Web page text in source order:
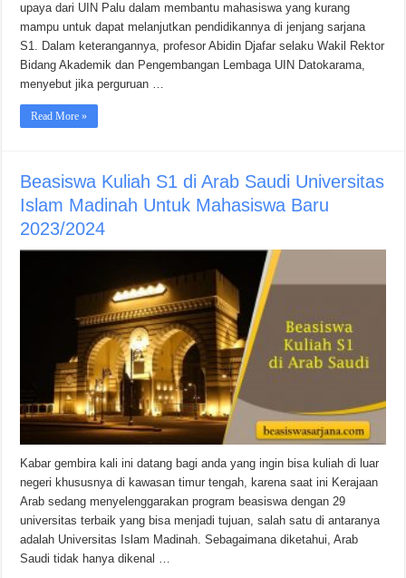
upaya dari UIN Palu dalam membantu mahasiswa yang kurang
mampu untuk dapat melanjutkan pendidikannya di jenjang sarjana
S1. Dalam keterangannya, profesor Abidin Djafar selaku Wakil Rektor
Bidang Akademik dan Pengembangan Lembaga UIN Datokarama,
menyebut jika perguruan …
Read More »
Beasiswa Kuliah S1 di Arab Saudi Universitas
Islam Madinah Untuk Mahasiswa Baru
2023/2024
Kabar gembira kali ini datang bagi anda yang ingin bisa kuliah di luar
negeri khususnya di kawasan timur tengah, karena saat ini Kerajaan
Arab sedang menyelenggarakan program beasiswa dengan 29
universitas terbaik yang bisa menjadi tujuan, salah satu di antaranya
adalah Universitas Islam Madinah. Sebagaimana diketahui, Arab
Saudi tidak hanya dikenal …